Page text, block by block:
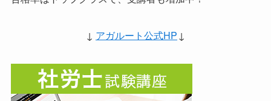
↓ アガルート公式HP↓